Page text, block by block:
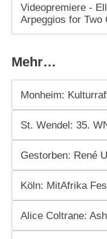
Videopremiere -
Arpeggios for Two
Mehr…
Monheim:
St. Wendel: 35.
Gestorben: René
Köln: MitAfrika
Alice Coltrane: